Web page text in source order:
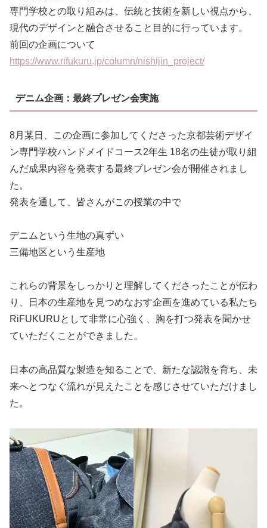
専門学校との取り組みは、伝統と技術を新しい視点から、
現代のデザインと融合させること目的に行っています。
前回の企画について
https://www.rifukuru.jp/column/nishijin_project/
デニム企画：最終プレゼン会実施
8月某日、この企画に参加してくださった京都芸術デザイ
ン専門学校ハンドメイドコース2年生 18名の生徒が取り組
んだ成果内容を発表する最終プレゼン会が開催されまし
た。
発表を通して、皆さんがこの授業の中で
デニムという生地の真ずい
三備地区という生産地
これらの背景をしっかりと理解してくださったことが伝わ
り、日本の生産地を見つめなおす企画を進めている私たち
RiFUKURUとして非常に心強く、胸を打つ発表を聞かせ
ていただくことができました。
日本の高品質な製造を知ることで、新たな認識を育ち、未
来へとつなぐ流れが見えたことを感じさせていただけまし
た。